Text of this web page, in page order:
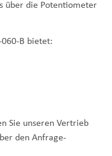
über die Potentiometer
060-B bietet:
Sie unseren Vertrieb
den Anfrage-